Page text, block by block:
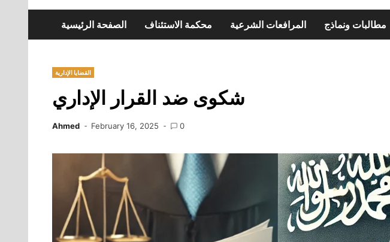
الصفحة الرئيسية محكمة الاستئناف المرافعات الشرعية مطالبات ونماذج
القضايا الإدارية
شكوى ضد القرار الإداري
Ahmed February 16, 2025 0